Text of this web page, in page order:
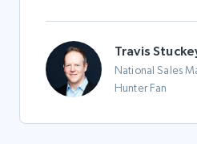
Travis
National Sales
Hunter Fan